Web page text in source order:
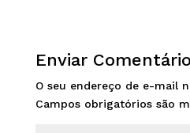
Enviar Comentário
O seu endereço de e-mail
Campos obrigatórios são